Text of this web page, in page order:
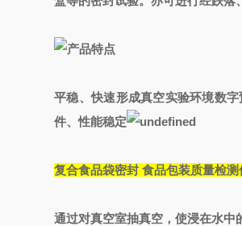
平稳、快速形成真空实验环境数字
件、性能稳定
复合食品袋密封 食品包装质量检测
通过对真空室抽真空，使浸在水中